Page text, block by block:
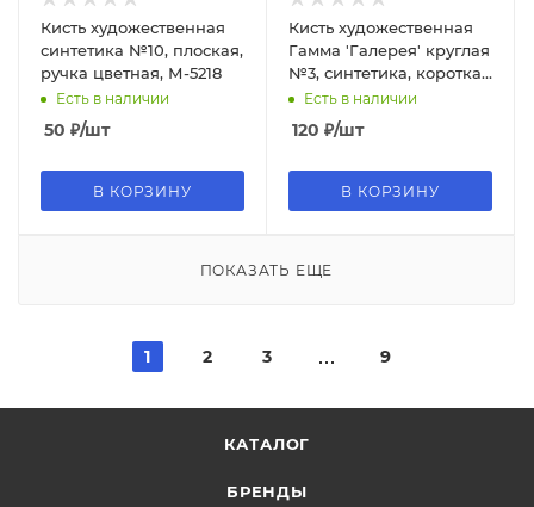
Кисть художественная
синтетика №10, плоская,
ручка цветная, М-5218
Есть в наличии
50 ₽/шт
В КОРЗИНУ
Кисть художественная
Гамма 'Галерея' круглая
№3, синтетика, короткая
ручка, 302003
Есть в наличии
120 ₽/шт
В КОРЗИНУ
ПОКАЗАТЬ ЕЩЕ
1 2 3 9
КАТАЛОГ
БРЕНДЫ